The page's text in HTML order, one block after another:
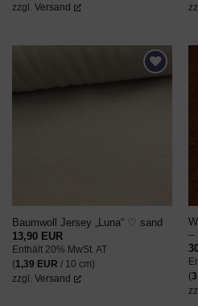
zzgl. Versand
Baumwoll Jersey „Luna“ ♡ sand
13,90 EUR
Enthält 20% MwSt. AT
(1,39 EUR / 10 cm)
zzgl. Versand
–
(